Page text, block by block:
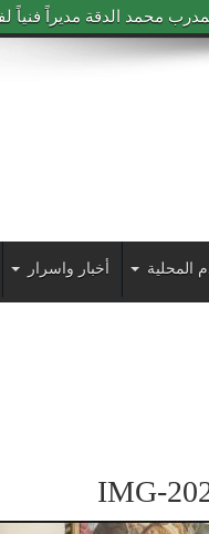
محمد الدقة مديراً فنياً
المحلية أخبار واسرار
IMG-